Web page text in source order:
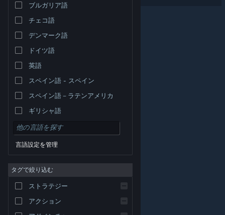
© Valve Corporation. All rights reserved. 商標はすべて米
国およびその他の国の各社が所有します。
用規約| 返金| Cookie
ブルガリア語
チェコ語
デンマーク語
ドイツ語
英語
スペイン語 - スペイン
スペイン語－ラテンアメリカ
ギリシャ語
言語設定を管理
タグで絞り込む
ストラテジー
アクション